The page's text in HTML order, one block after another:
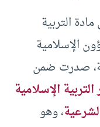
التربية
الإسلامية
صدرت ضمن
الإسلامية
، وهو